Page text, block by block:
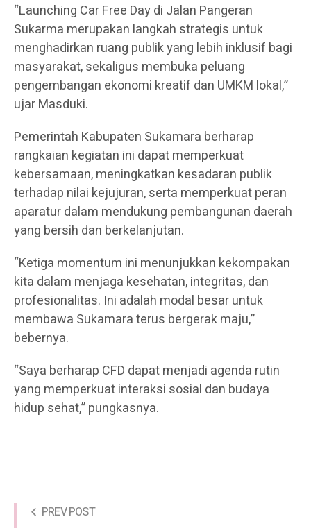
“Launching Car Free Day di Jalan Pangeran
Sukarma merupakan langkah strategis untuk
menghadirkan ruang publik yang lebih inklusif bagi
masyarakat, sekaligus membuka peluang
pengembangan ekonomi kreatif dan UMKM lokal,”
ujar Masduki.
Pemerintah Kabupaten Sukamara berharap
rangkaian kegiatan ini dapat memperkuat
kebersamaan, meningkatkan kesadaran publik
terhadap nilai kejujuran, serta memperkuat peran
aparatur dalam mendukung pembangunan daerah
yang bersih dan berkelanjutan.
“Ketiga momentum ini menunjukkan kekompakan
kita dalam menjaga kesehatan, integritas, dan
profesionalitas. Ini adalah modal besar untuk
membawa Sukamara terus bergerak maju,”
bebernya.
“Saya berharap CFD dapat menjadi agenda rutin
yang memperkuat interaksi sosial dan budaya
hidup sehat,” pungkasnya.
PREV POST